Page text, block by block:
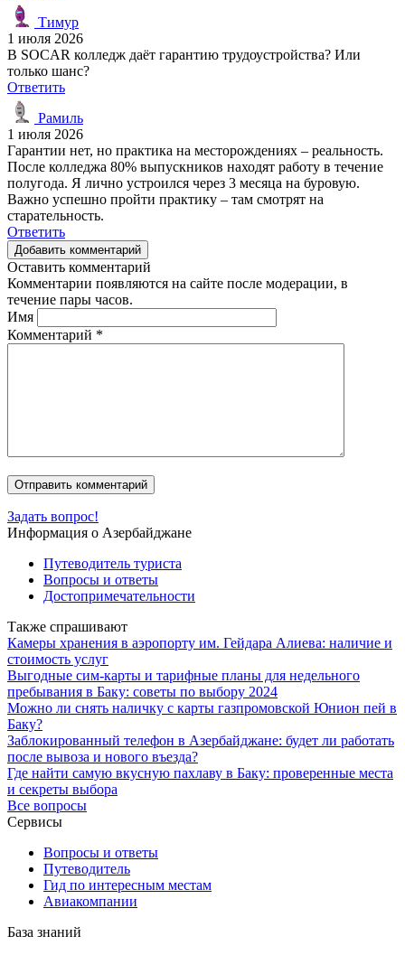
Тимур
1 июля 2026
В SOCAR колледж даёт гарантию трудоустройства? Или
только шанс?
Ответить
Рамиль
1 июля 2026
Гарантии нет, но практика на месторождениях – реальность.
После колледжа 80% выпускников находят работу в течение
полугода. Я лично устроился через 3 месяца на буровую.
Важно успешно пройти практику – там смотрят на
старательность.
Ответить
Добавить комментарий
Оставить комментарий
Комментарии появляются на сайте после модерации, в
течение пары часов.
Имя
Комментарий *
Задать вопрос!
Информация о Азербайджане
Путеводитель туриста
Вопросы и ответы
Достопримечательности
Также спрашивают
Камеры хранения в аэропорту им. Гейдара Алиева: наличие и
стоимость услуг
Выгодные сим-карты и тарифные планы для недельного
пребывания в Баку: советы по выбору 2024
Можно ли снять наличку с карты газпромовской Юнион пей в
Баку?
Заблокированный телефон в Азербайджане: будет ли работать
после вывоза и нового въезда?
Где найти самую вкусную пахлаву в Баку: проверенные места
и секреты выбора
Все вопросы
Сервисы
Вопросы и ответы
Путеводитель
Гид по интересным местам
Авиакомпании
База знаний